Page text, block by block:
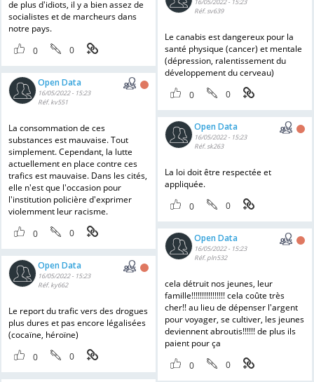
de plus d'idiots, il y a bien assez de
socialistes et de marcheurs dans
notre pays.
0
0
Réf. sv639
Le canabis est dangereux pour la
santé physique (cancer) et mentale
(dépression, ralentissement du
développement du cerveau)
0
0
Open Data
16/05/2022 - 15:23
Réf. kv551
La consommation de ces
substances est mauvaise. Tout
simplement. Cependant, la lutte
actuellement en place contre ces
trafics est mauvaise. Dans les cités,
elle n'est que l'occasion pour
l'institution policière d'exprimer
violemment leur racisme.
0
0
Open Data
16/05/2022 - 15:23
Réf. sk263
La loi doit être respectée et
appliquée.
0
0
Open Data
16/05/2022 - 15:23
Réf. pln532
cela détruit nos jeunes, leur
famille!!!!!!!!!!!!!!!! cela coûte très
cher!! au lieu de dépenser l'argent
pour voyager, se cultiver, les jeunes
deviennent abroutis!!!!!! de plus ils
paient pour ça
0
0
Open Data
16/05/2022 - 15:23
Réf. ky662
Le report du trafic vers des drogues
plus dures et pas encore légalisées
(cocaïne, héroïne)
0
0